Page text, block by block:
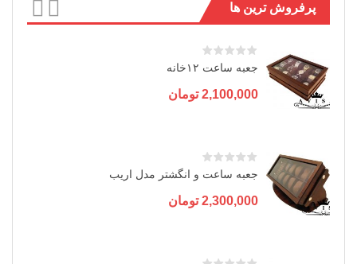
پرفروش ترین ها
جعبه ساعت ۱۲خانه
2,100,000 تومان
جعبه ساعت و انگشتر مدل اریب
2,300,000 تومان